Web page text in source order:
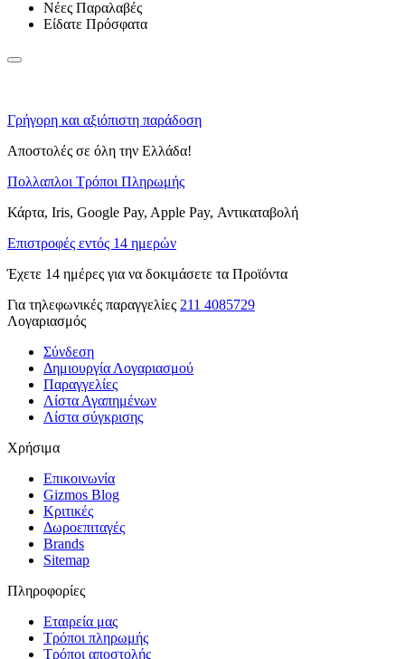
Νέες Παραλαβές
Είδατε Πρόσφατα
Γρήγορη και αξιόπιστη παράδοση
Αποστολές σε όλη την Ελλάδα!
Πολλαπλοι Τρόποι Πληρωμής
Κάρτα, Iris, Google Pay, Apple Pay, Αντικαταβολή
Επιστροφές εντός 14 ημερών
Έχετε 14 ημέρες για να δοκιμάσετε τα Προϊόντα
Για τηλεφωνικές παραγγελίες 211 4085729
Λογαριασμός
Σύνδεση
Δημιουργία Λογαριασμού
Παραγγελίες
Λίστα Αγαπημένων
Λίστα σύγκρισης
Χρήσιμα
Επικοινωνία
Gizmos Blog
Κριτικές
Δωροεπιταγές
Brands
Sitemap
Πληροφορίες
Εταιρεία μας
Τρόποι πληρωμής
Τρόποι αποστολής